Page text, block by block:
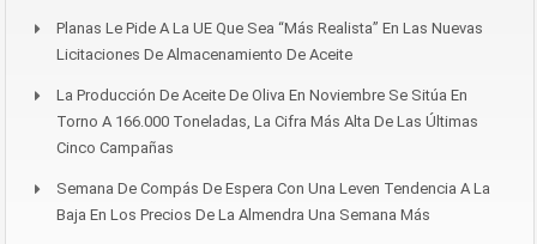
Planas Le Pide A La UE Que Sea “más Realista” En Las Nuevas
Licitaciones De Almacenamiento De Aceite
La Producción De Aceite De Oliva En Noviembre Se Sitúa En
Torno A 166.000 Toneladas, La Cifra Más Alta De Las Últimas
Cinco Campañas
Semana De Compás De Espera Con Una Leven Tendencia A La
Baja En Los Precios De La Almendra Una Semana Más